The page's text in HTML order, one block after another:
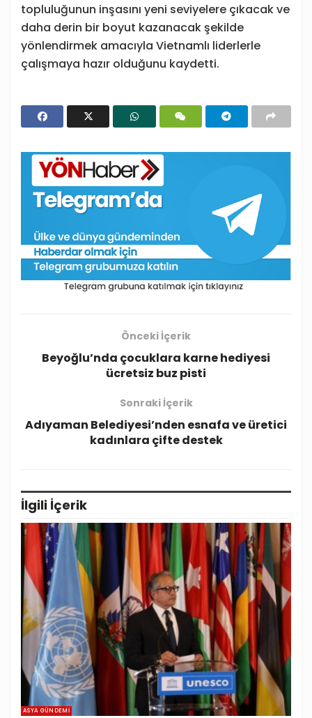
topluluğunun inşasını yeni seviyelere çıkacak ve
daha derin bir boyut kazanacak şekilde
yönlendirmek amacıyla Vietnamlı liderlerle
çalışmaya hazır olduğunu kaydetti.
Önceki İçerik
Beyoğlu’nda çocuklara karne hediyesi
ücretsiz buz pisti
Sonraki İçerik
Adıyaman Belediyesi’nden esnafa ve üretici
kadınlara çifte destek
İlgili İçerik
ASYA GÜNDEMI